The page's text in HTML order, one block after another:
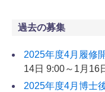
過去の募集
2025年度4月履修
14日 9:00～1月16
2025年度4月博士